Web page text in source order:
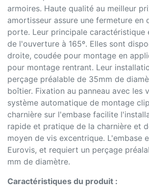
armoires. Haute qualité au meilleur
amortisseur assure une fermeture en
porte. Leur principale caractéristique
de l'ouverture à 165º. Elles sont
droite, coudée pour montage en
pour montage rentrant. Leur
perçage préalable de 35mm de
boîtier. Fixation au panneau avec les
système automatique de montage
charnière sur l'embase facilite
rapide et pratique de la charnière et
moyen de vis excentrique. L'embase
Eurovis, et requiert un perçage
mm de diamètre.
Caractéristiques du produit :